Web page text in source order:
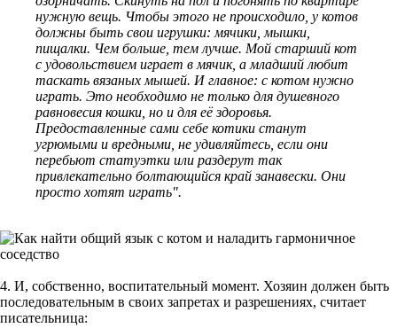
нужную вещь. Чтобы этого не происходило, у котов
должны быть свои игрушки: мячики, мышки,
пищалки. Чем больше, тем лучше. Мой старший кот
с удовольствием играет в мячик, а младший любит
таскать вязаных мышей. И главное: с котом нужно
играть. Это необходимо не только для душевного
равновесия кошки, но и для её здоровья.
Предоставленные сами себе котики станут
угрюмыми и вредными, не удивляйтесь, если они
перебьют статуэтки или раздерут так
привлекательно болтающийся край занавески. Они
просто хотят играть".
4. И, собственно, воспитательный момент. Хозяин должен быть
последовательным в своих запретах и разрешениях, считает
писательница: